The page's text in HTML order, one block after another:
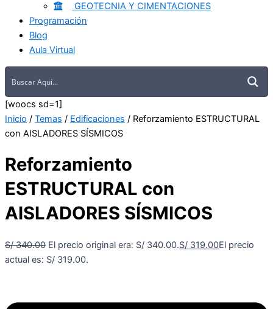
GEOTECNIA Y CIMENTACIONES
Programación
Blog
Aula Virtual
[woocs sd=1]
Inicio / Temas / Edificaciones / Reforzamiento ESTRUCTURAL
con AISLADORES SÍSMICOS
Reforzamiento
ESTRUCTURAL con
AISLADORES SÍSMICOS
S/340.00 El precio original era: S/ 340.00.S/ 319.00El precio
actual es: S/ 319.00.